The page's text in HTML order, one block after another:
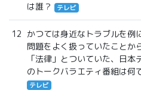
は誰？
テレビ
12 かつては身近なトラブルを例
問題をよく扱っていたことか
「法律」とついていた、日本
のトークバラエティ番組は何
テレビ